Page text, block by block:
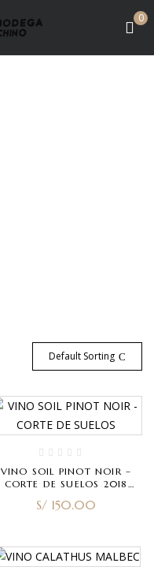
0
Default Sorting
VINO SOIL PINOT NOIR –
CORTE DE SUELOS 2018
S/ 150.00